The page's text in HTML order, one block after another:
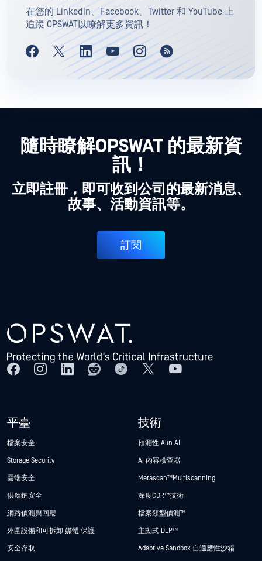
在您的 LinkedIn、Facebook、Twitter 和 YouTube 上
追蹤 OPSWAT以瞭解更多資訊！
隨時瞭解OPSWAT 的最新資
訊！
立即註冊，即可收到公司的最新消息、
故事、活動資訊等。
訂閱
平臺
檔案安全
Storage Security
雲端安全
供應鏈安全
網路偵測與回應
外圍設備和可拆卸 媒體 保護
安全存取
技術
預測性 Alin AI
AI 內容檢查器
Metascan™ Multiscanning
深度CDR™技術
檔案類型偵測™
主動式 DLP™
Adaptive Sandbox 自適應性沙箱